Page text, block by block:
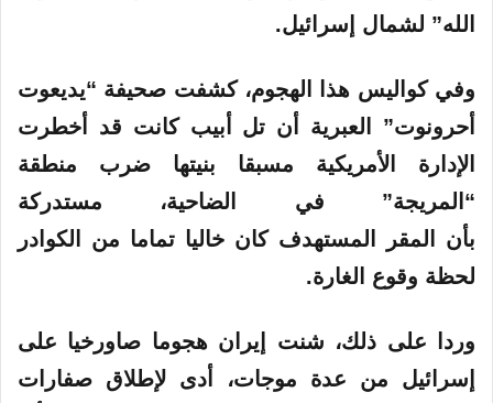
الله” لشمال إسرائيل.
وفي كواليس هذا الهجوم، كشفت صحيفة “يديعوت
أحرونوت” العبرية أن تل أبيب كانت قد أخطرت
الإدارة الأمريكية مسبقا بنيتها ضرب منطقة
“المريجة” في الضاحية، مستدركة
بأن المقر المستهدف كان خاليا تماما من الكوادر
لحظة وقوع الغارة.
وردا على ذلك، شنت إيران هجوما صاورخيا على
إسرائيل من عدة موجات، أدى لإطلاق صفارات